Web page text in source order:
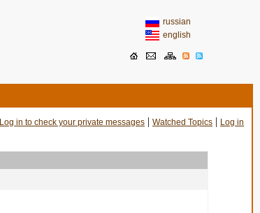
russian
english
Log in to check your private messages | Watched Topics | Log in